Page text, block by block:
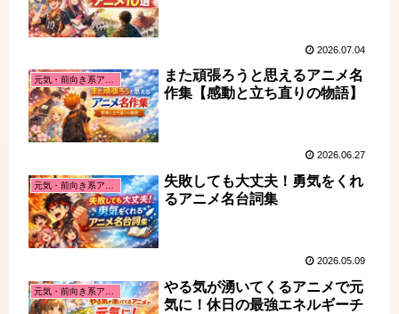
2026.07.04
また頑張ろうと思えるアニメ名
作集【感動と立ち直りの物語】
2026.06.27
失敗しても大丈夫！勇気をくれ
るアニメ名台詞集
2026.05.09
やる気が湧いてくるアニメで元
気に！休日の最強エネルギーチ